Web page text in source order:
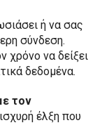
ή να σας
σύνδεση.
χρόνο να δείξει
δεδομένα.
τον
έλξη που